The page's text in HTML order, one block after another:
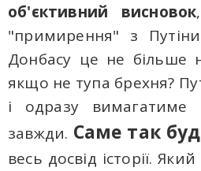
об'єктивний висновок
"примирення" з
Донбасу це не більше
якщо не тупа брехня?
і одразу вимагатиме
завжди. Саме так
весь досвід історії.